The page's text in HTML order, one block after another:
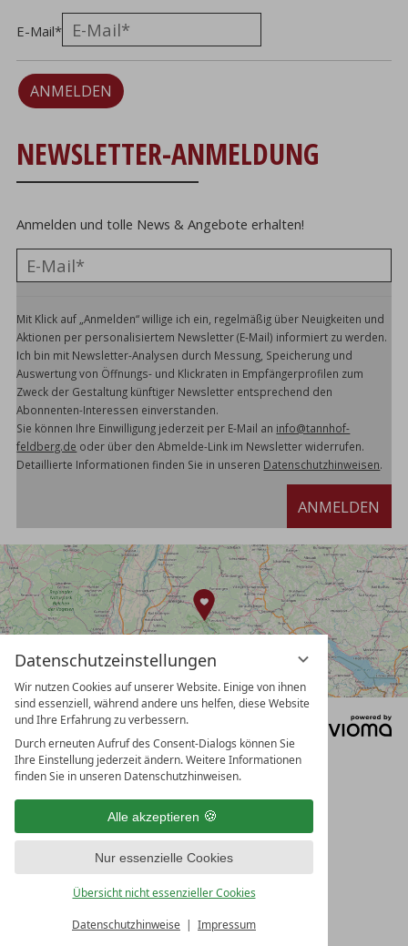
Datenschutzeinstellungen
Wir nutzen Cookies auf unserer Website. Einige von ihnen
sind essenziell, während andere uns helfen, diese Website
und Ihre Erfahrung zu verbessern.
Durch erneuten Aufruf des Consent-Dialogs können Sie
Ihre Einstellung jederzeit ändern. Weitere Informationen
finden Sie in unseren Datenschutzhinweisen.
Alle akzeptieren
Nur essenzielle Cookies
Übersicht nicht essenzieller Cookies
Datenschutzhinweise Impressum
E-Mail*
ANMELDEN
NEWSLETTER-ANMELDUNG
Anmelden und tolle News & Angebote erhalten!
Mit Klick auf „Anmelden“ willige ich ein, regelmäßig über Neuigkeiten und
Aktionen per personalisiertem Newsletter (E-Mail) informiert zu werden.
Ich bin mit Newsletter-Analysen durch Messung, Speicherung und
Auswertung von Öffnungs- und Klickraten in Empfängerprofilen zum
Zweck der Gestaltung künftiger Newsletter entsprechend den
Abonnenten-Interessen einverstanden.
Sie können Ihre Einwilligung jederzeit per E-Mail an info@tannhof-
feldberg.de oder über den Abmelde-Link im Newsletter widerrufen.
Detaillierte Informationen finden Sie in unseren Datenschutzhinweisen.
ANMELDEN
DATENSCHUTZ
DATENSCHUTZEINSTELLUNGEN
IMPRESSUM
AGB